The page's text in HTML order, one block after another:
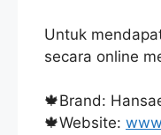
Untuk
secara online
🍁Brand:
🍁Website: